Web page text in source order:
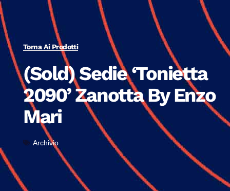
Torna Ai Prodotti
(Sold) Sedie ‘Tonietta
2090’ Zanotta By Enzo
Mari
Archivio